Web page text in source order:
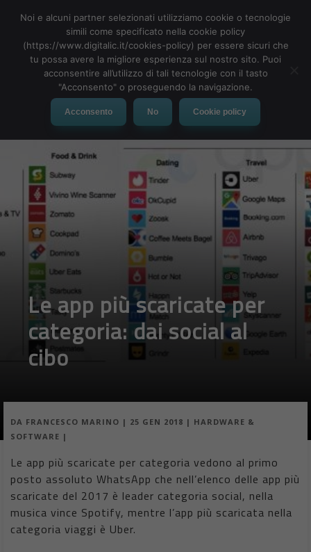
MENU
Le app più scaricate per
categoria: dai social al
cibo
DA FRANCESCO MARINO | 25 GEN 2018 | HARDWARE &
SOFTWARE |
Le app più scaricate per categoria vedono al primo
posto assoluto WhatsApp che nell’elenco delle app più
scaricate del 2017 è leader categoria social, nella
musica vince Spotify, mentre l’app più scaricata nella
categoria viaggi è Uber.
Noi e alcuni partner selezionati utilizziamo cookie o tecnologie
simili come specificato nella cookie policy
(https://www.digitalic.it/cookies-policy) per essere sicuri che
tu possa avere la migliore esperienza sul nostro sito. Puoi
acconsentire all’utilizzo di tali tecnologie con il tasto
"Acconsento" o proseguendo la navigazione.
Acconsento No Cookie policy